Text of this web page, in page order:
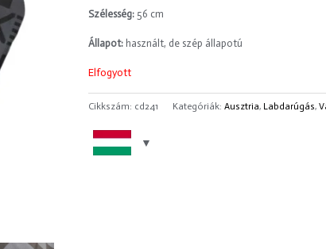
Szélesség: 56 cm
Állapot:használt, de szép állapotú
Elfogyott
Cikkszám: cd241 Kategóriák: Ausztria, Labdarúgás,